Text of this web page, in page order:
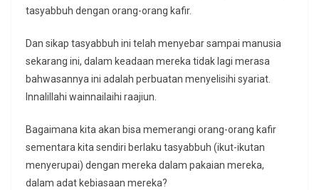
tasyabbuh dengan orang-orang kafir.
Dan sikap tasyabbuh ini telah menyebar sampai manusia
sekarang ini, dalam keadaan mereka tidak lagi merasa
bahwasannya ini adalah perbuatan menyelisihi syariat.
Innalillahi wainnailaihi raajiun.
Bagaimana kita akan bisa memerangi orang-orang kafir
sementara kita sendiri berlaku tasyabbuh (ikut-ikutan
menyerupai) dengan mereka dalam pakaian mereka,
dalam adat kebiasaan mereka?